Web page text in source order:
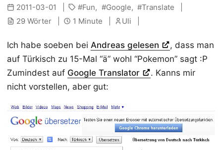
2011-03-01 Fun Google
Translate
29 Wörter
1 Minute Uli
Ich habe soeben bei Andreas gelesen
, dass man
auf Türkisch zu 15-Mal “ä” wohl “Pokemon” sagt :P
Zumindest auf Google Translator
. Kanns mir
nicht vorstellen, aber gut: